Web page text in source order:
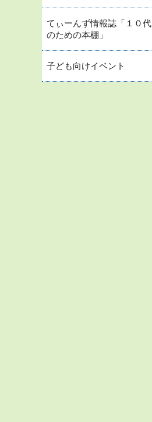
てぃーんず情報誌「１０代
のための本棚」
子ども向けイベント